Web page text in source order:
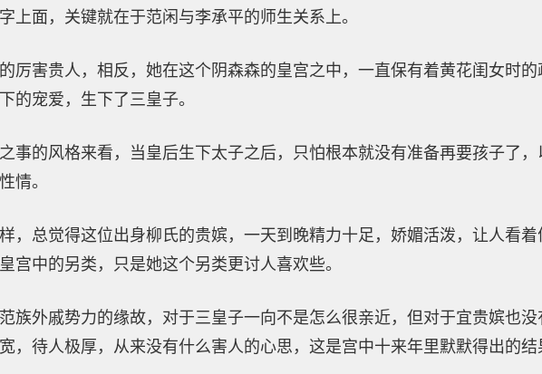
上面，关键就在于范闲与李承平的师生关系上。
厉害贵人，相反，她在这个阴森森的皇宫之中，一直保有着黄花闺女时的
的宠爱，生下了三皇子。
事的风格来看，当皇后生下太子之后，只怕根本就没有准备再要孩子了
情。
，总觉得这位出身柳氏的贵嫔，一天到晚精力十足，娇媚活泼，让人看着
宫中的另类，只是她这个另类更讨人喜欢些。
族外戚势力的缘故，对于三皇子一向不是怎么很亲近，但对于宜贵嫔也
待人极厚，从来没有什么害人的心思，这是宫中十来年里默默得出的结